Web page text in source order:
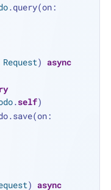
.query(on:
Request) async
.self)
) async